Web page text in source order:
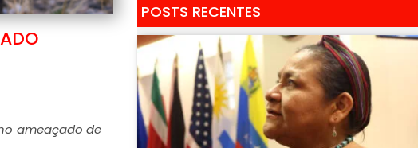
ameaçado de
POSTS RECENTES